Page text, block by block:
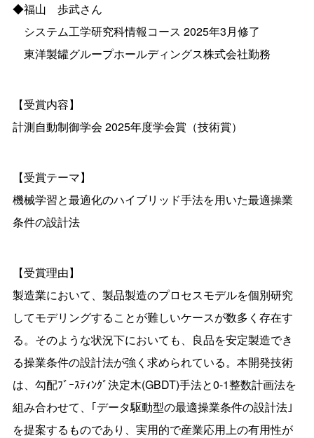
◆福山 歩武さん
システム工学研究科情報コース 2025年3月修了
東洋製罐グループホールディングス株式会社勤務
【受賞内容】
計測自動制御学会 2025年度学会賞（技術賞）
【受賞テーマ】
機械学習と最適化のハイブリッド手法を用いた最適操業
条件の設計法
【受賞理由】
製造業において、製品製造のプロセスモデルを個別研究
してモデリングすることが難しいケースが数多く存在す
る。そのような状況下においても、良品を安定製造でき
る操業条件の設計法が強く求められている。本開発技術
は、勾配ﾌﾞｰｽﾃｨﾝｸﾞ決定木(GBDT)手法と0‐1整数計画法を
組み合わせて、｢データ駆動型の最適操業条件の設計法｣
を提案するものであり、実用的で産業応用上の有用性が